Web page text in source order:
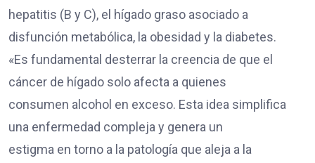
hepatitis (B y C), el hígado graso asociado a
disfunción metabólica, la obesidad y la diabetes.
«Es fundamental desterrar la creencia de que el
cáncer de hígado solo afecta a quienes
consumen alcohol en exceso. Esta idea simplifica
una enfermedad compleja y genera un
estigma en torno a la patología que aleja a la